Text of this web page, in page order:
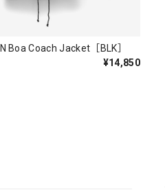
生地がしっかりしてい
Boa Coach Jacket［BLK］
¥14,850